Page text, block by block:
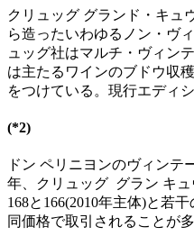
クリュッグ グランド・キュ
ら造ったいわゆるノン・ヴ
ュッグ社はマルチ・ヴィン
は主たるワインのブドウ収
をつけている。現行エディ
(*2)
ドン ペリニヨンのヴィンテ
年、クリュッグ グラン キ
168と166(2010年主体)と若
同価格で取引されることが